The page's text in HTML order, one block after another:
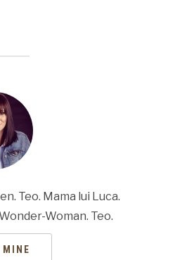
Teo. Mama lui Luca.
Woman. Teo.
MINE